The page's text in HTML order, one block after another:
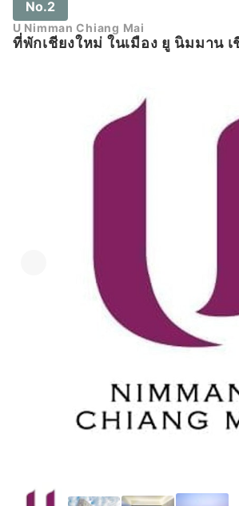
No.2
U Nimman Chiang Mai
ที่พักเชียงใหม่ ในเมือง ยู นิมมาน เ